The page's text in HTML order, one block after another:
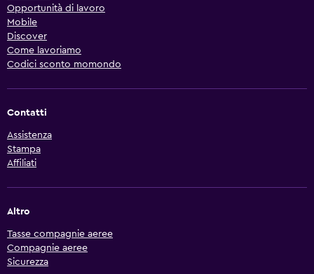
Opportunità di lavoro
Mobile
Discover
Come lavoriamo
Codici sconto momondo
Contatti
Assistenza
Stampa
Affiliati
Altro
Tasse compagnie aeree
Compagnie aeree
Sicurezza